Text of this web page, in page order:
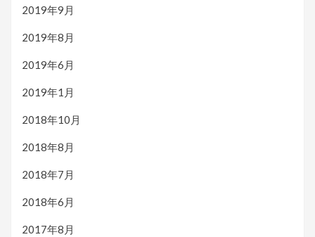
2019年9月
2019年8月
2019年6月
2019年1月
2018年10月
2018年8月
2018年7月
2018年6月
2017年8月